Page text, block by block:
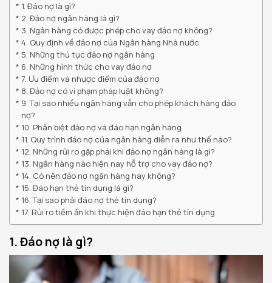
1. Đáo nợ là gì?
2. Đảo nợ ngân hàng là gì?
3. Ngân hàng có được phép cho vay đảo nợ không?
4. Quy định về đảo nợ của Ngân hàng Nhà nước
5. Những thủ tục đảo nợ ngân hàng
6. Những hình thức cho vay đảo nợ
7. Ưu điểm và nhược điểm của đảo nợ
8. Đảo nợ có vi phạm pháp luật không?
9. Tại sao nhiều ngân hàng vẫn cho phép khách hàng đảo
nợ?
10. Phân biệt đảo nợ và đáo hạn ngân hàng
11. Quy trình đảo nợ của ngân hàng diễn ra như thế nào?
12. Những rủi ro gặp phải khi đảo nợ ngân hàng là gì?
13. Ngân hàng nào hiện nay hỗ trợ cho vay đảo nợ?
14. Có nên đảo nợ ngân hàng hay không?
15. Đáo hạn thẻ tín dụng là gì?
16. Tại sao phải đáo nợ thẻ tín dụng?
17. Rủi ro tiềm ẩn khi thực hiện đáo hạn thẻ tín dụng
1. Đáo nợ là gì?